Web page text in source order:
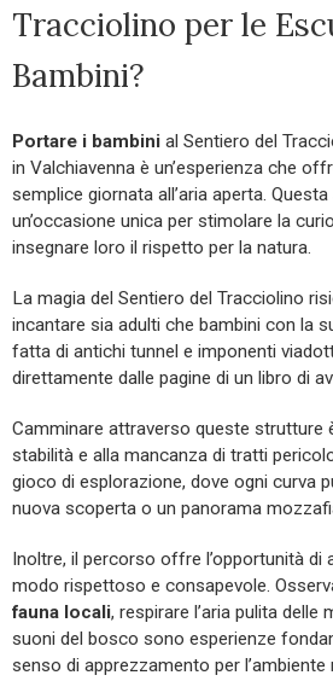
Tracciolino per le
Bambini?
Portare i bambini al Sentiero del
in Valchiavenna è un’esperienza che
semplice giornata all’aria aperta.
un’occasione unica per stimolare la
insegnare loro il rispetto per la natura.
La magia del Sentiero del Tracciolino
incantare sia adulti che bambini con la
fatta di antichi tunnel e imponenti
direttamente dalle pagine di un libro di
Camminare attraverso queste strutture
stabilità e alla mancanza di tratti
gioco di esplorazione, dove ogni curva
nuova scoperta o un panorama
Inoltre, il percorso offre l’opportunità di
modo rispettoso e consapevole.
fauna locali, respirare l’aria pulita delle
suoni del bosco sono esperienze
senso di apprezzamento per l’ambiente